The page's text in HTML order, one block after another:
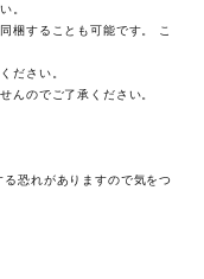
。
梱することも可能です。 こ
ださい。
んのでご了承ください。
恐れがありますので気をつ